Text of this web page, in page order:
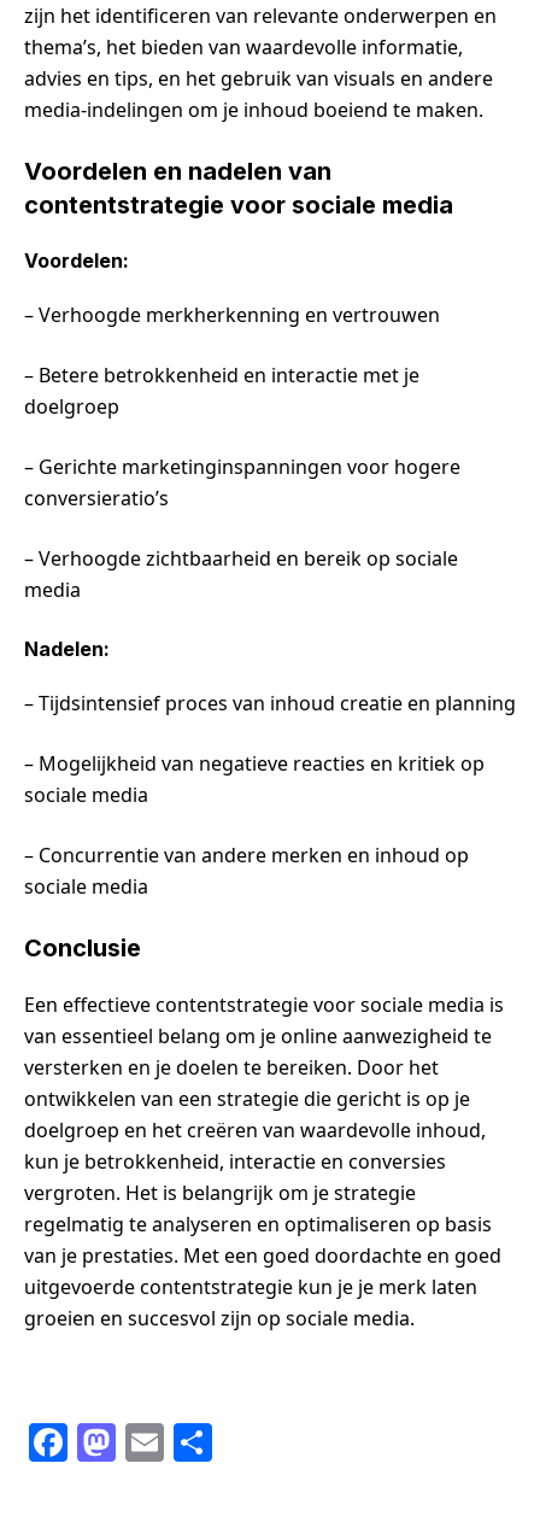
zijn het identificeren van relevante onderwerpen en
thema’s, het bieden van waardevolle informatie,
advies en tips, en het gebruik van visuals en andere
media-indelingen om je inhoud boeiend te maken.
Voordelen en nadelen van
contentstrategie voor sociale media
Voordelen:
– Verhoogde merkherkenning en vertrouwen
– Betere betrokkenheid en interactie met je
doelgroep
– Gerichte marketinginspanningen voor hogere
conversieratio’s
– Verhoogde zichtbaarheid en bereik op sociale
media
Nadelen:
– Tijdsintensief proces van inhoud creatie en planning
– Mogelijkheid van negatieve reacties en kritiek op
sociale media
– Concurrentie van andere merken en inhoud op
sociale media
Conclusie
Een effectieve contentstrategie voor sociale media is
van essentieel belang om je online aanwezigheid te
versterken en je doelen te bereiken. Door het
ontwikkelen van een strategie die gericht is op je
doelgroep en het creëren van waardevolle inhoud,
kun je betrokkenheid, interactie en conversies
vergroten. Het is belangrijk om je strategie
regelmatig te analyseren en optimaliseren op basis
van je prestaties. Met een goed doordachte en goed
uitgevoerde contentstrategie kun je je merk laten
groeien en succesvol zijn op sociale media.
F
M E